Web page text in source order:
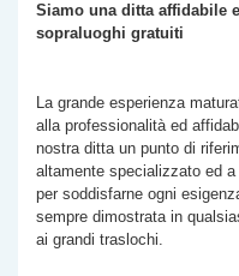
Siamo una ditta affidabile
sopraluoghi gratuiti
La grande esperienza
alla professionalità ed
nostra ditta un punto di
altamente specializzato ed
per soddisfarne ogni
sempre dimostrata in
ai grandi traslochi.